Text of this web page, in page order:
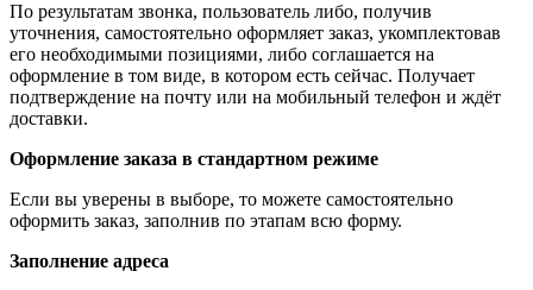
По результатам звонка, пользователь либо, получив
уточнения, самостоятельно оформляет заказ, укомплектовав
его необходимыми позициями, либо соглашается на
оформление в том виде, в котором есть сейчас. Получает
подтверждение на почту или на мобильный телефон и ждёт
доставки.
Оформление заказа в стандартном режиме
Если вы уверены в выборе, то можете самостоятельно
оформить заказ, заполнив по этапам всю форму.
Заполнение адреса